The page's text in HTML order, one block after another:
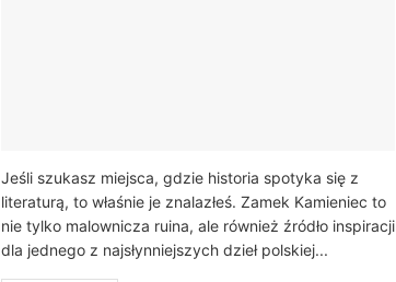
Jeśli szukasz miejsca, gdzie historia spotyka się z
literaturą, to właśnie je znalazłeś. Zamek Kamieniec to
nie tylko malownicza ruina, ale również źródło inspiracji
dla jednego z najsłynniejszych dzieł polskiej...